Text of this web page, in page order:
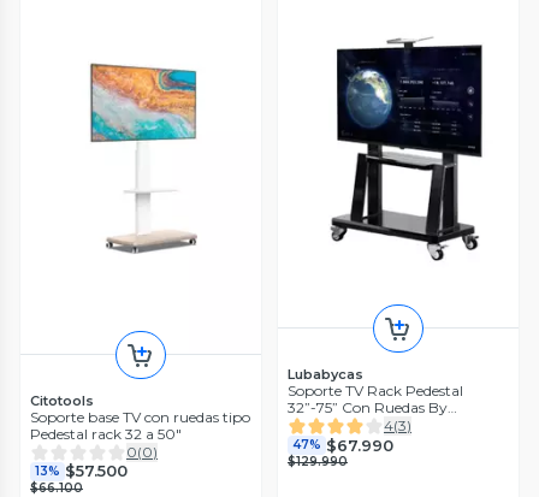
Citotools
Soporte base TV con ruedas tipo
Pedestal rack 32 a 50"
0(0)
13% $57.500
$66.100
Lubabycas
Soporte TV Rack Pedestal
32”-75” Con Ruedas By
LuBabycas
4(3)
47% $67.990
$129.990